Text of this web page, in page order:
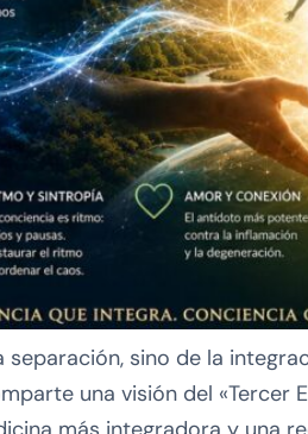
sino de la
una visión del